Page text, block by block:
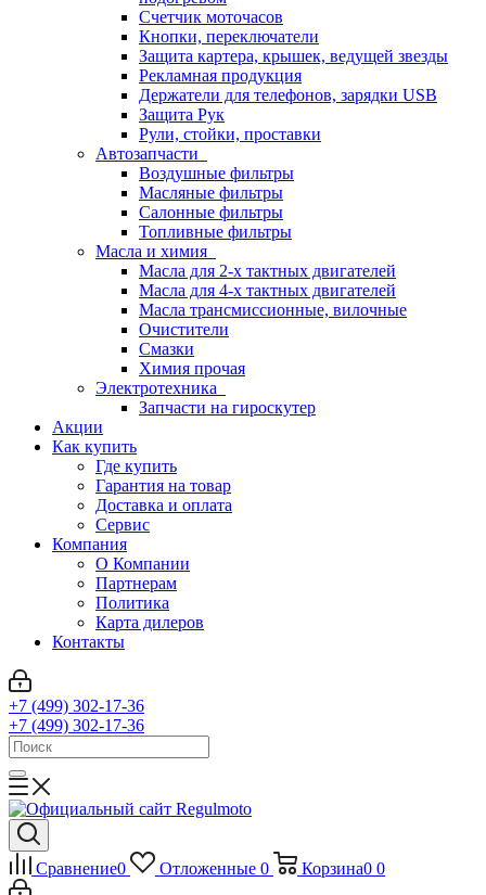
Счетчик моточасов
Кнопки, переключатели
Защита картера, крышек, ведущей звезды
Рекламная продукция
Держатели для телефонов, зарядки USB
Защита Рук
Рули, стойки, проставки
Автозапчасти
Воздушные фильтры
Масляные фильтры
Салонные фильтры
Топливные фильтры
Масла и химия
Масла для 2-х тактных двигателей
Масла для 4-х тактных двигателей
Масла трансмиссионные, вилочные
Очистители
Смазки
Химия прочая
Электротехника
Запчасти на гироскутер
Акции
Как купить
Где купить
Гарантия на товар
Доставка и оплата
Сервис
Компания
О Компании
Партнерам
Политика
Карта дилеров
Контакты
+7 (499) 302-17-36
+7 (499) 302-17-36
Сравнение0 Отложенные 0 Корзина0 0